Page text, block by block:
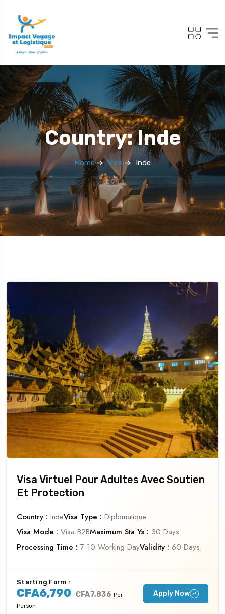
Dubaï
Country: Inde
Home Visa Inde
Visa Virtuel Pour Adultes Avec Soutien
Et Protection
Country : IndeVisa Type : Diplomatique
Visa Mode : Visa B2BMaximum Sta Ys : 30 Days
Processing Time : 7-10 Working DayValidity : 60 Days
Starting Form :
CFA6,790 CFA7,836 Per
Person
Apply Now